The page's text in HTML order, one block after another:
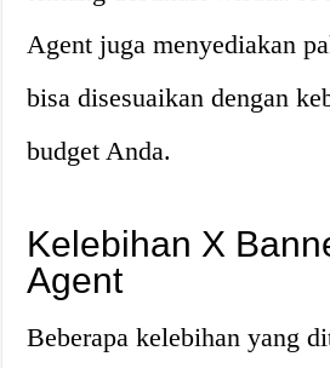
Agent juga menyediakan
bisa disesuaikan dengan
budget Anda.
Kelebihan X
Agent
Beberapa kelebihan yang